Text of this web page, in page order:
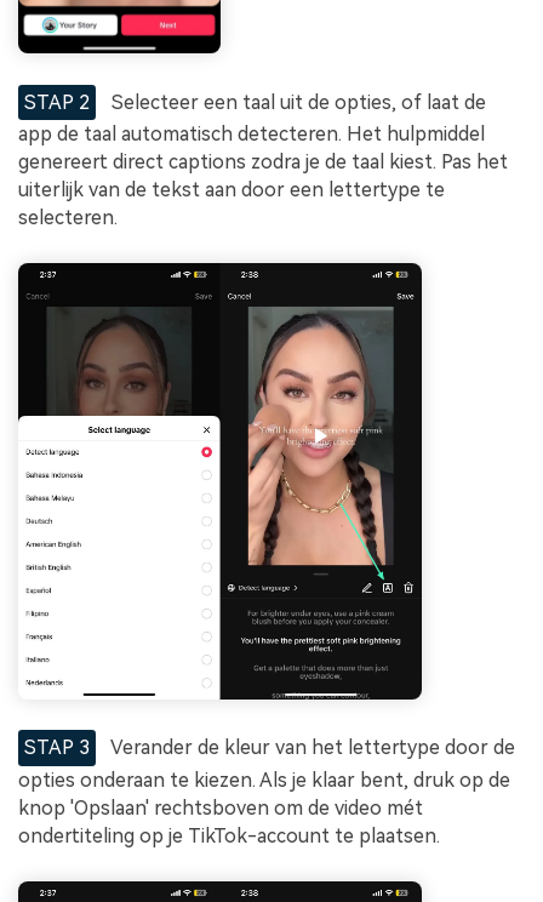
STAP 2
Selecteer een taal uit de opties, of laat de
app de taal automatisch detecteren. Het hulpmiddel
genereert direct captions zodra je de taal kiest. Pas het
uiterlijk van de tekst aan door een lettertype te
selecteren.
STAP 3
Verander de kleur van het lettertype door de
opties onderaan te kiezen. Als je klaar bent, druk op de
knop 'Opslaan' rechtsboven om de video mét
ondertiteling op je TikTok-account te plaatsen.